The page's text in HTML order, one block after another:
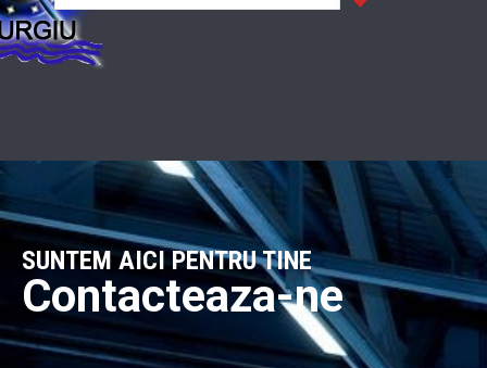
SUNTEM AICI PENTRU TINE
Contacteaza-ne